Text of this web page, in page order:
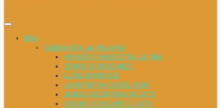
Blog
Cuidados De Las Mascotas
HONGOS Y MASCOTAS. LA TIÑA
ZONAS DE DESCANSO
EL MEJOR PIENSO
LA IMPORTANCIA DEL AGUA
UN RASCADOR PARA MI GATO
QUE NO SE ESCAPE EL GATO